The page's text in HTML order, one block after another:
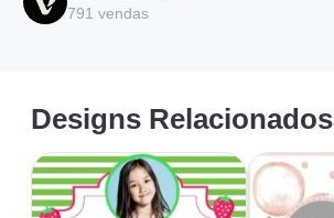
791 vendas
Designs Relacionados